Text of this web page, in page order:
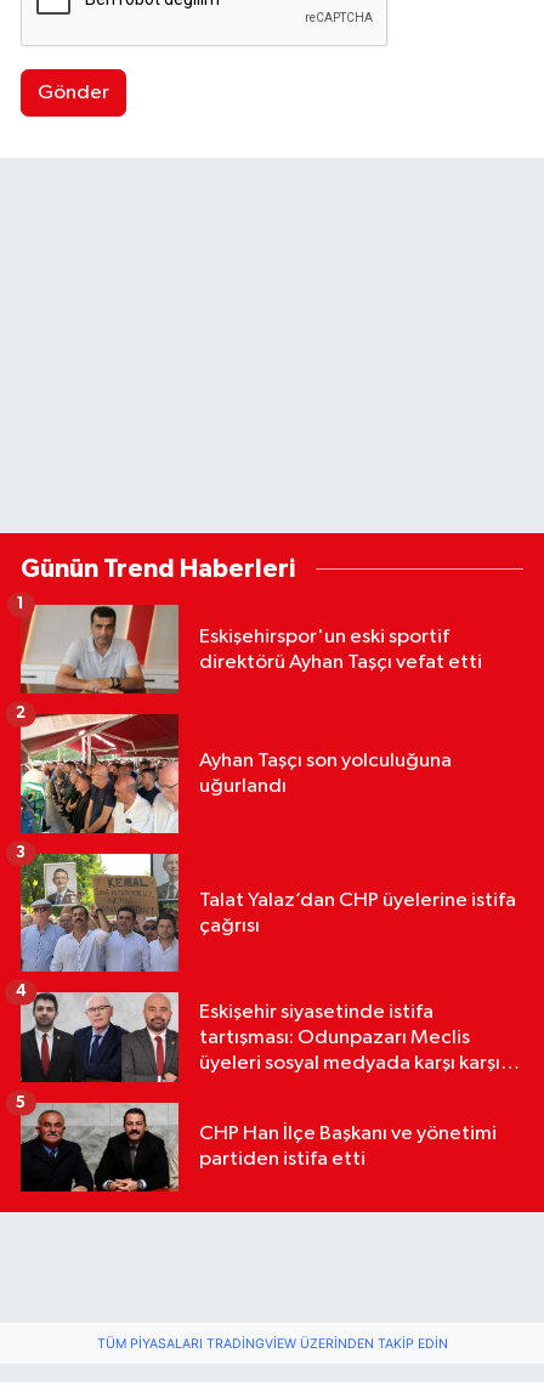
Gönder
Günün Trend Haberleri
Eskişehirspor'un eski sportif
direktörü Ayhan Taşçı vefat etti
Ayhan Taşçı son yolculuğuna
uğurlandı
2
Talat Yalaz’dan CHP üyelerine istifa
çağrısı
3
Eskişehir siyasetinde istifa
tartışması: Odunpazarı Meclis
üyeleri sosyal medyada karşı karşıya
4
CHP Han İlçe Başkanı ve yönetimi
partiden istifa etti
5
TÜM PIYASALARI TRADINGVIEW ÜZERINDEN TAKIP EDIN